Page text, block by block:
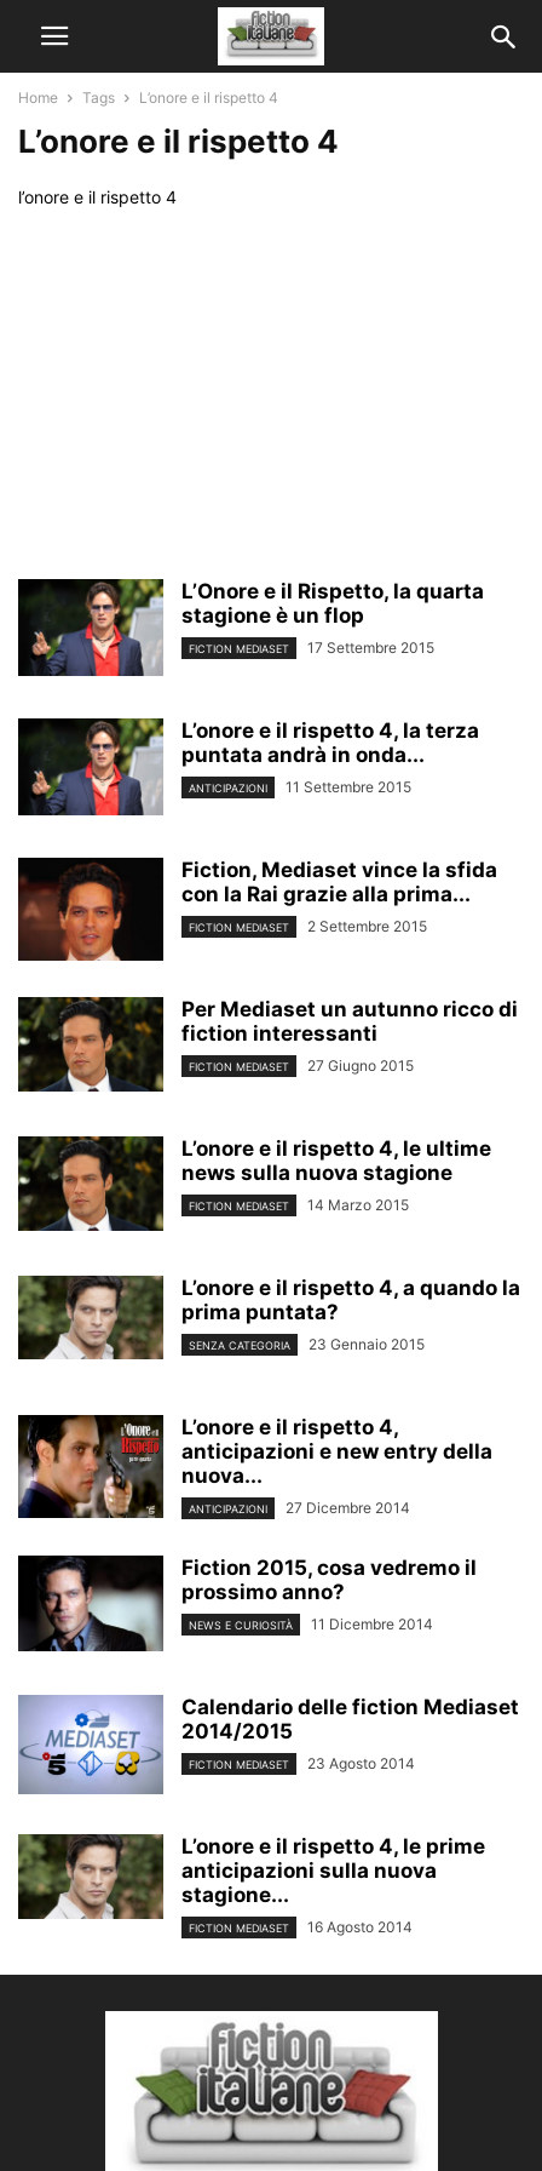
Home Tags L’onore e il rispetto 4
L’onore e il rispetto 4
l’onore e il rispetto 4
L’Onore e il Rispetto, la quarta
stagione è un flop
FICTION MEDIASET 17 Settembre 2015
L’onore e il rispetto 4, la terza
puntata andrà in onda...
ANTICIPAZIONI 11 Settembre 2015
Fiction, Mediaset vince la sfida
con la Rai grazie alla prima...
FICTION MEDIASET 2 Settembre 2015
Per Mediaset un autunno ricco di
fiction interessanti
FICTION MEDIASET 27 Giugno 2015
L’onore e il rispetto 4, le ultime
news sulla nuova stagione
FICTION MEDIASET 14 Marzo 2015
L’onore e il rispetto 4, a quando la
prima puntata?
SENZA CATEGORIA 23 Gennaio 2015
L’onore e il rispetto 4,
anticipazioni e new entry della
nuova...
ANTICIPAZIONI 27 Dicembre 2014
Fiction 2015, cosa vedremo il
prossimo anno?
NEWS E CURIOSITÀ 11 Dicembre 2014
Calendario delle fiction Mediaset
2014/2015
FICTION MEDIASET 23 Agosto 2014
L’onore e il rispetto 4, le prime
anticipazioni sulla nuova
stagione...
FICTION MEDIASET 16 Agosto 2014